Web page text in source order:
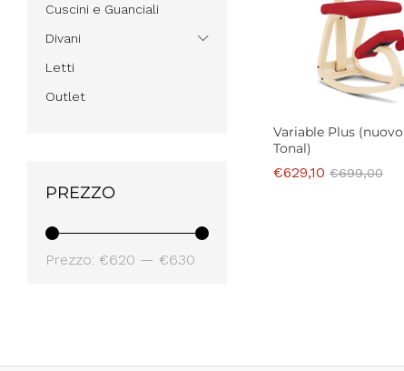
Variable Plus
Tonal)
€629,10 €699,00
Cuscini e Guanciali
Divani
Letti
Outlet
PREZZO
Prezzo: €620 — €630